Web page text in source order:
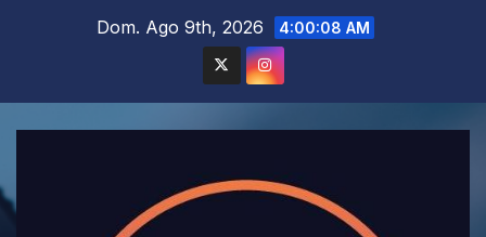
Dom. Ago 9th, 2026 4:00:10 AM